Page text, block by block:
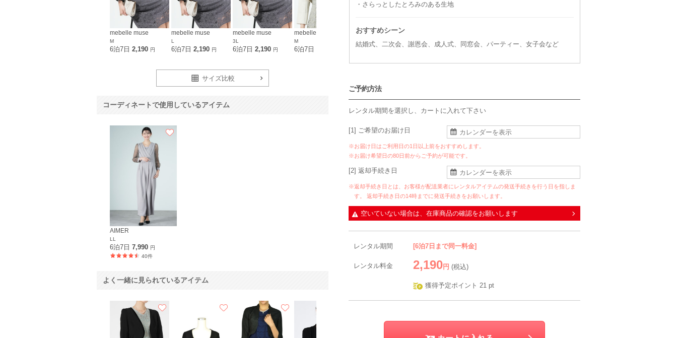
・さらっとしたとろみのある生地
おすすめシーン
結婚式、二次会、謝恩会、成人式、同窓会、パーティー、女子会など
ご予約方法
レンタル期間を選択し、カートに入れて下さい
[1] ご希望のお届け日
※お届け日はご利用日の1日以上前をおすすめします。
※お届け希望日の80日前からご予約が可能です。
[2] 返却手続き日
※返却手続き日とは、お客様が配送業者にレンタルアイテムの発送手続きを行う日を指しま
す。 返却手続き日の14時までに発送手続きをお願いします。
空いていない場合は、在庫商品の確認をお願いします
レンタル期間 [6泊7日まで同一料金]
レンタル料金 2,190 円 (税込)
獲得予定ポイント 21 pt
mebelle muse
M
6泊7日 2,190 円
mebelle muse
L
6泊7日2,190 円
mebelle muse
3L
6泊7日2,190 円
mebelle muse
M
6泊7日
mebelle muse
L
6泊7日 2,190
LL
6泊7日2,190 6泊7日 2,190
サイズ比較
コーディネートで使用しているアイテム
AIMER
LL
6泊7日 7,990 円
40件
よく一緒に見られているアイテム